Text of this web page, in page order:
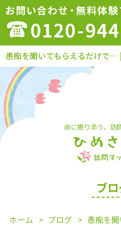
愚痴を聞いてもらえるだけで…
命に寄り添う、訪
ブ
ホーム ブログ 愚痴を